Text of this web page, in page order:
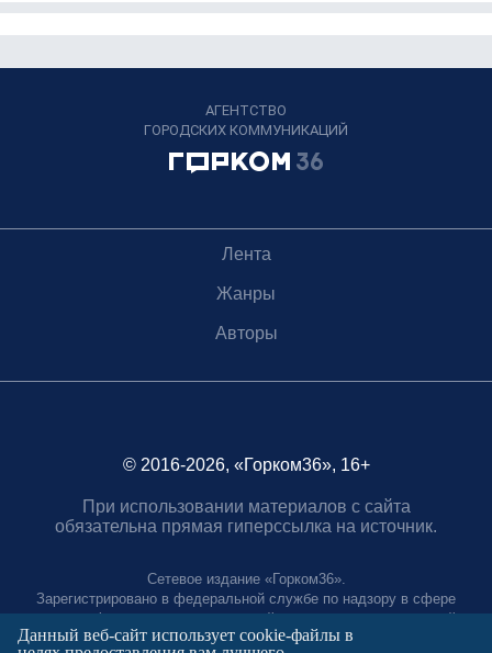
АГЕНТСТВО
ГОРОДСКИХ КОММУНИКАЦИЙ
Лента
Жанры
Авторы
© 2016-2026, «Горком36», 16+
При использовании материалов с сайта
обязательна прямая гиперссылка на источник.
Сетевое издание «Горком36».
Зарегистрировано в федеральной службе по надзору в сфере
связи, информационных технологий и массовых коммуникаций.
Регистрационный номер ЭЛ № ФС77-88966 от 21 января 2025 г.
Данный веб-сайт использует cookie-файлы в